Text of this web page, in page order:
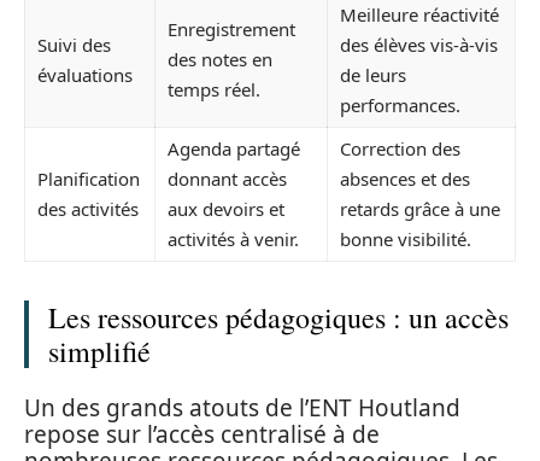
Suivi des
évaluations
Enregistrement
des notes en
temps réel.
Meilleure réactivité
des élèves vis-à-vis
de leurs
performances.
Planification
des activités
Agenda partagé
donnant accès
aux devoirs et
activités à venir.
Correction des
absences et des
retards grâce à une
bonne visibilité.
Les ressources pédagogiques : un accès
simplifié
Un des grands atouts de l’ENT Houtland
repose sur l’accès centralisé à de